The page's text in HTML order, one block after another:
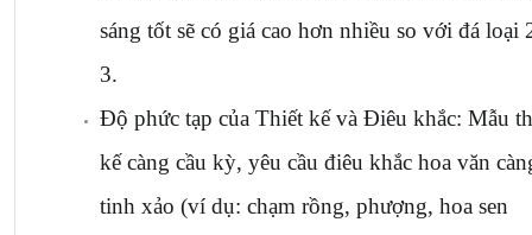
sáng tốt sẽ có giá cao hơn nhiều so với đá loại
3.
Độ phức tạp của Thiết kế và Điêu khắc: Mẫu
kế càng cầu kỳ, yêu cầu điêu khắc hoa văn
tinh xảo (ví dụ: chạm rồng, phượng, hoa sen